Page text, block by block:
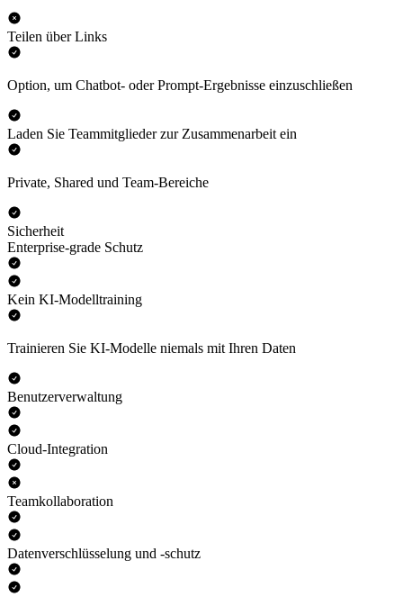
Teilen über Links
Option, um Chatbot- oder Prompt-Ergebnisse einzuschließen
Laden Sie Teammitglieder zur Zusammenarbeit ein
Private, Shared und Team-Bereiche
Sicherheit
Enterprise-grade Schutz
Kein KI-Modelltraining
Trainieren Sie KI-Modelle niemals mit Ihren Daten
Benutzerverwaltung
Cloud-Integration
Teamkollaboration
Datenverschlüsselung und -schutz